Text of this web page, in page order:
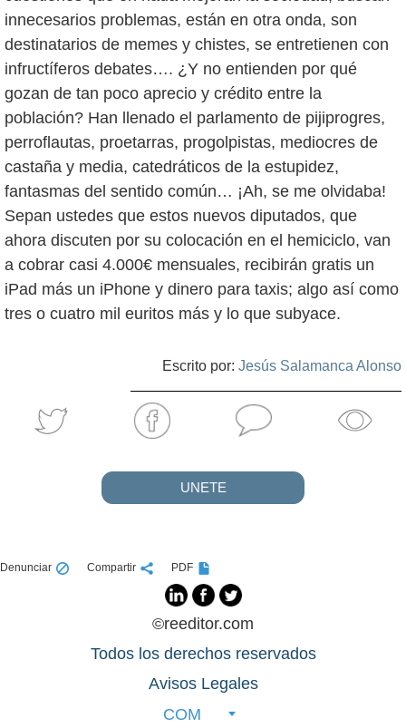
innecesarios problemas, están en otra onda, son
destinatarios de memes y chistes, se entretienen con
infructíferos debates…. ¿Y no entienden por qué
gozan de tan poco aprecio y crédito entre la
población? Han llenado el parlamento de pijiprogres,
perroflautas, proetarras, progolpistas, mediocres de
castaña y media, catedráticos de la estupidez,
fantasmas del sentido común… ¡Ah, se me olvidaba!
Sepan ustedes que estos nuevos diputados, que
ahora discuten por su colocación en el hemiciclo, van
a cobrar casi 4.000€ mensuales, recibirán gratis un
iPad más un iPhone y dinero para taxis; algo así como
tres o cuatro mil euritos más y lo que subyace.
Escrito por: Jesús Salamanca Alonso
UNETE
Denunciar Compartir PDF
©reeditor.com
Todos los derechos reservados
Avisos Legales